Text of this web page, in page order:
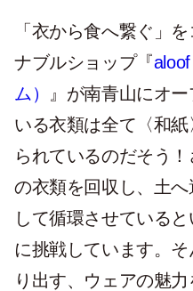
「衣から食へ繋ぐ」
ナブルショップ『
ム）
』が南青山にオ
いる衣類は全て〈和
られているのだそう
の衣類を回収し、土
して循環させている
に挑戦しています。
り出す、ウェアの魅力